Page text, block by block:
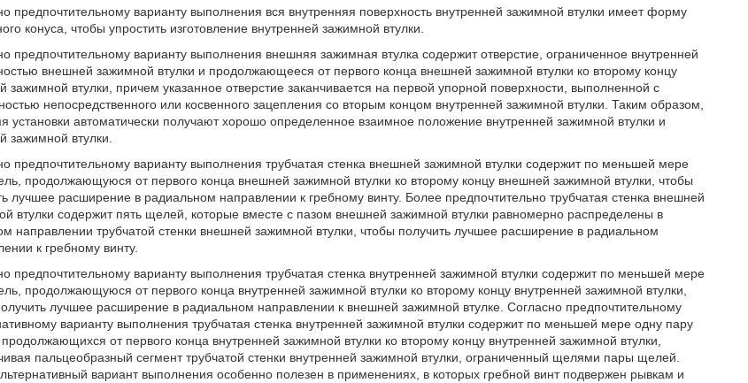
предпочтительному варианту выполнения вся внутренняя поверхность внутренней зажимной втулки имеет форму
конуса, чтобы упростить изготовление внутренней зажимной втулки.
предпочтительному варианту выполнения внешняя зажимная втулка содержит отверстие, ограниченное внутренней
внешней зажимной втулки и продолжающееся от первого конца внешней зажимной втулки ко второму концу
зажимной втулки, причем указанное отверстие заканчивается на первой упорной поверхности, выполненной с
непосредственного или косвенного зацепления со вторым концом внутренней зажимной втулки. Таким образом,
установки автоматически получают хорошо определенное взаимное положение внутренней зажимной втулки и
зажимной втулки.
предпочтительному варианту выполнения трубчатая стенка внешней зажимной втулки содержит по меньшей мере
продолжающуюся от первого конца внешней зажимной втулки ко второму концу внешней зажимной втулки, чтобы
лучшее расширение в радиальном направлении к гребному винту. Более предпочтительно трубчатая стенка внешней
втулки содержит пять щелей, которые вместе с пазом внешней зажимной втулки равномерно распределены в
направлении трубчатой стенки внешней зажимной втулки, чтобы получить лучшее расширение в радиальном
к гребному винту.
предпочтительному варианту выполнения трубчатая стенка внутренней зажимной втулки содержит по меньшей мере
продолжающуюся от первого конца внутренней зажимной втулки ко второму концу внутренней зажимной втулки,
лучшее расширение в радиальном направлении к внешней зажимной втулке. Согласно предпочтительному
варианту выполнения трубчатая стенка внутренней зажимной втулки содержит по меньшей мере одну пару
от первого конца внутренней зажимной втулки ко второму концу внутренней зажимной втулки,
пальцеобразный сегмент трубчатой стенки внутренней зажимной втулки, ограниченный щелями пары щелей.
вариант выполнения особенно полезен в применениях, в которых гребной винт подвержен рывкам и